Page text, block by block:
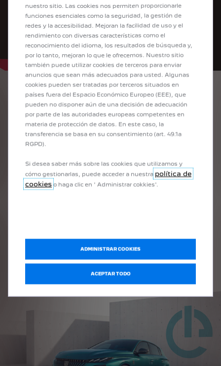
TECNOLOGÍA 308
ANTERIOR
1 /3
El nuevo PEUGEOT 308 está equipado con numerosas ayudas a la
conducción y a la maniobra para mejorar su confort y su seguridad,
entre ellas :
Disponible de
Disponible de serie, opcional o no
* El placer de conducir, más que nunca
SIGUIENTE
nuestro sitio. Las cookies nos permiten proporcionarle
funciones esenciales como la seguridad, la gestión de
redes y la accesibilidad. Mejoran la facilidad de uso y el
rendimiento con diversas características como el
reconocimiento del idioma, los resultados de búsqueda y,
por lo tanto, mejoran lo que le ofrecemos. Nuestro sitio
también puede utilizar cookies de terceros para enviar
anuncios que sean más adecuados para usted. Algunas
cookies pueden ser tratadas por terceros situados en
países fuera del Espacio Económico Europeo (EEE), que
pueden no disponer aún de una decisión de adecuación
por parte de las autoridades europeas competentes en
materia de protección de datos. En este caso, la
transferencia se basa en su consentimiento (art. 49.1a
RGPD).
Si desea saber más sobre las cookies que utilizamos y
cómo gestionarlas, puede acceder a nuestra política de
cookies o haga clic en ' Administrar cokkies'.
ADMINISTRAR COOKIES
ACEPTAR TODO